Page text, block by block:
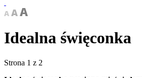
Idealna święconka
Strona 1 z 2